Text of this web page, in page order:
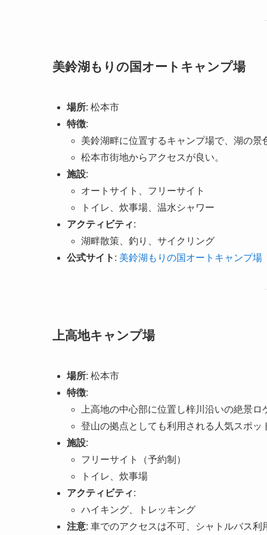
美鈴湖もりの国オートキャンプ場
場所: 松本市
特徴:
美鈴湖畔に位置するキャンプ場で、湖の景
松本市街地からアクセスが良い。
施設:
オートサイト、フリーサイト
トイレ、炊事場、温水シャワー
アクティビティ:
湖畔散策、釣り、サイクリング
公式サイト : 美鈴湖もりの国オートキャンプ場
上高地キャンプ場
場所: 松本市
特徴:
上高地の中心部に位置し梓川沿いの絶景ロ
登山の拠点としても利用される人気スポッ
施設:
フリーサイト（予約制）
トイレ、炊事場
アクティビティ:
ハイキング、トレッキング
注意: 車でのアクセスは不可、シャトルバス利